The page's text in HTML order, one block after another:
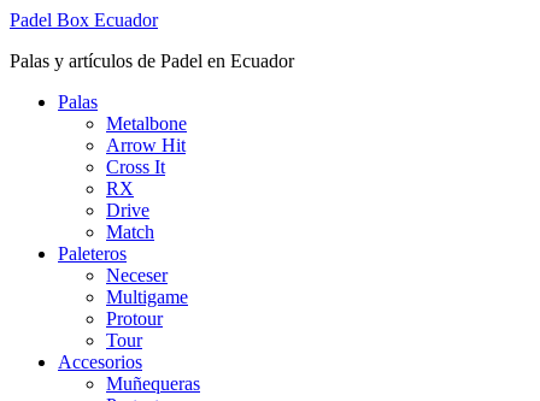
Padel Box Ecuador
Palas y artículos de Padel en Ecuador
Palas
Metalbone
Arrow Hit
Cross It
RX
Drive
Match
Paleteros
Neceser
Multigame
Protour
Tour
Accesorios
Muñequeras